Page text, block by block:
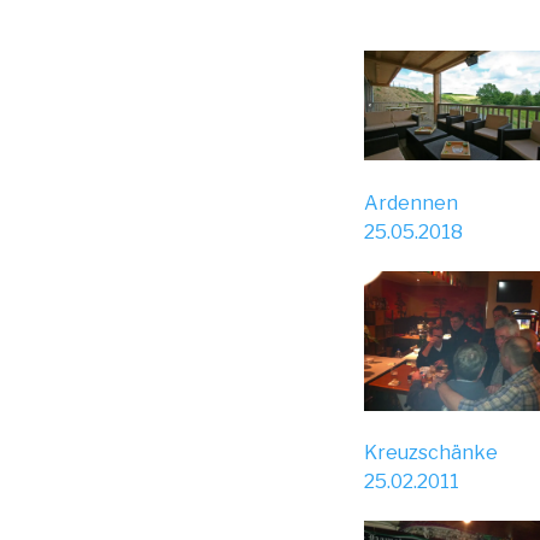
Ardennen
25.05.2018
Kreuzschänke
25.02.2011